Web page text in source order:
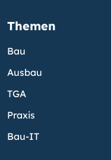
Themen
Bau
Ausbau
TGA
Praxis
Bau-IT